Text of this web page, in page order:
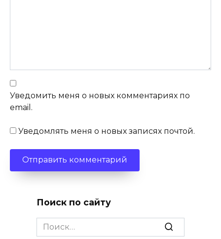
Уведомить меня о новых комментариях по
email.
Уведомлять меня о новых записях почтой.
Поиск по сайту
Search
for: